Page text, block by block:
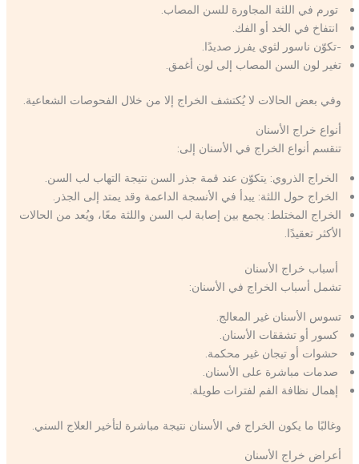
تورم في اللثة المجاورة للسن المصاب.
انتفاخ في الخد أو الفك.
-تكوّن ناسور لثوي يفرز صديدًا.
تغير لون السن المصاب إلى لون أغمق.
وفي بعض الحالات لا يُكتشف الخراج إلا من خلال الفحوصات الشعاعية.
أنواع خراج الأسنان
تنقسم أنواع الخراج في الأسنان إلى:
الخراج الذروي: يتكوّن عند قمة جذر السن نتيجة التهاب لب السن.
الخراج حول اللثة: يبدأ في الأنسجة الداعمة وقد يمتد إلى الجذر.
الخراج المختلط: يجمع بين إصابة لب السن واللثة معًا، ويُعد من الحالات
الأكثر تعقيدًا.
أسباب خراج الأسنان
تشمل أسباب الخراج في الأسنان:
تسوس الأسنان غير المعالج.
كسور أو تشققات الأسنان.
حشوات أو تيجان غير محكمة.
صدمات مباشرة على الأسنان.
إهمال نظافة الفم لفترات طويلة.
وغالبًا ما يكون الخراج في الأسنان نتيجة مباشرة لتأخير العلاج السني.
أعراض خراج الأسنان